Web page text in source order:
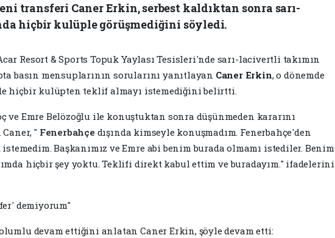
transferi Caner Erkin, serbest kaldıktan sonra sarı-
hiçbir kulüple görüşmediğini söyledi.
Resort & Sports Topuk Yaylası Tesisleri'nde sarı-lacivertli takımın
basın mensuplarının sorularını yanıtlayan Caner Erkin, o dönemde
hiçbir kulüpten teklif almayı istemediğini belirtti.
ve Emre Belözoğlu ile konuştuktan sonra düşünmeden kararını
" Fenerbahçe dışında kimseyle konuşmadım. Fenerbahçe'den
Başkanımız ve Emre abi benim burada olmamı istediler. Benim
hiçbir şey yoktu. Teklifi direkt kabul ettim ve buradayım." ifadelerini
demiyorum"
devam ettiğini anlatan Caner Erkin, şöyle devam etti: